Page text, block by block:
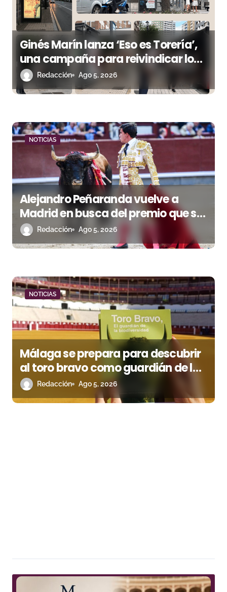
n
t
a
a
s
Ginés Marín lanza ‘Eso es Torería’,
una campaña para reivindicar los
valores del toreo más allá del ruedo
Redacción Ago 5, 2026
NOTICIAS
Alejandro Peñaranda vuelve a
Madrid en busca del premio que se
le escapó en junio
Redacción Ago 5, 2026
NOTICIAS
Málaga se prepara para descubrir
al toro bravo como guardián de la
biodiversidad
Redacción Ago 5, 2026